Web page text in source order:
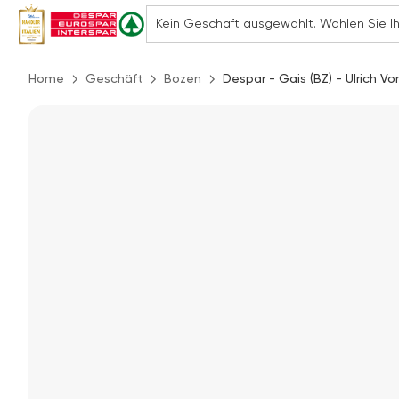
Home Geschäft Bozen Despar - Gais (BZ) - Ulrich